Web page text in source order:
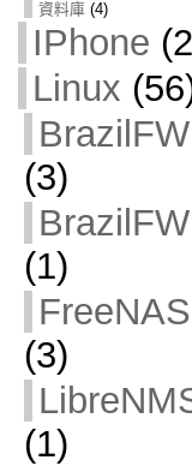
資料庫(4)
IPhone
Linux
BrazilFW
(3)
BrazilFW
(1)
FreeNAS
(3)
(1)